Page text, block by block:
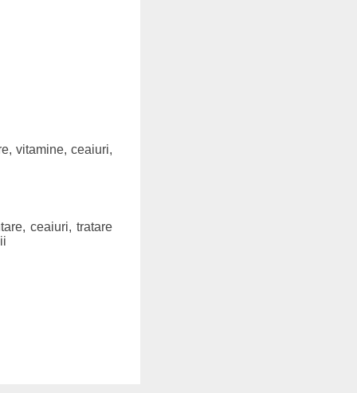
vitamine, ceaiuri,
ceaiuri, tratare